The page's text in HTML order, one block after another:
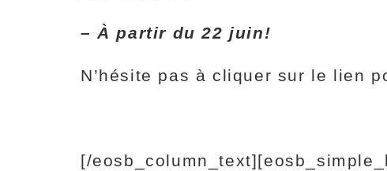
– À partir du 22 juin!
N’hésite pas à cliquer sur le lien
[/